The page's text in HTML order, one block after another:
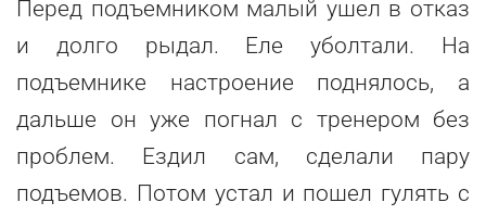
Перед подъемником малый ушел в отказ
и долго рыдал. Еле уболтали. На
подъемнике настроение поднялось, а
дальше он уже погнал с тренером без
проблем. Ездил сам, сделали пару
подъемов. Потом устал и пошел гулять с